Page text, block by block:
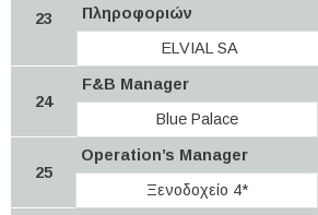
23
Πληροφοριών
ELVIAL SA
24
F&B Manager
Blue Palace
25
Operation’s Manager
Ξενοδοχείο 4*